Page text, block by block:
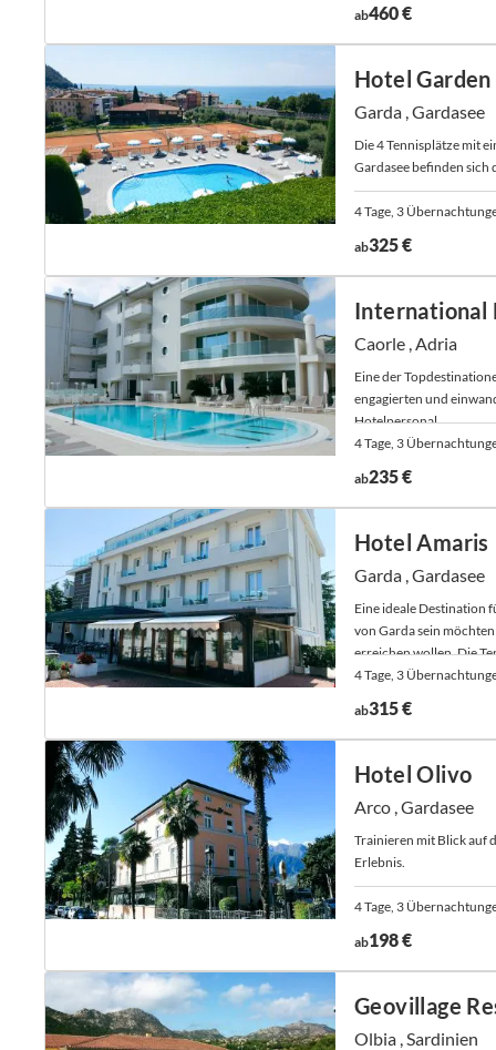
ab460 €
Hotel Garden
Garda , Gardasee
Die 4 Tennisplätze mit
Gardasee befinden sich
4 Tage, 3
ab325 €
International
Caorle , Adria
Eine der
engagierten und
Hotelpersonal.
4 Tage, 3
ab235 €
Hotel Amaris
Garda , Gardasee
Eine ideale Destination
von Garda sein
erreichen wollen. Die
4 Tage, 3
ab315 €
Hotel Olivo
Arco , Gardasee
Trainieren mit Blick auf
Erlebnis.
4 Tage, 3
ab198 €
Geovillage
Olbia , Sardinien